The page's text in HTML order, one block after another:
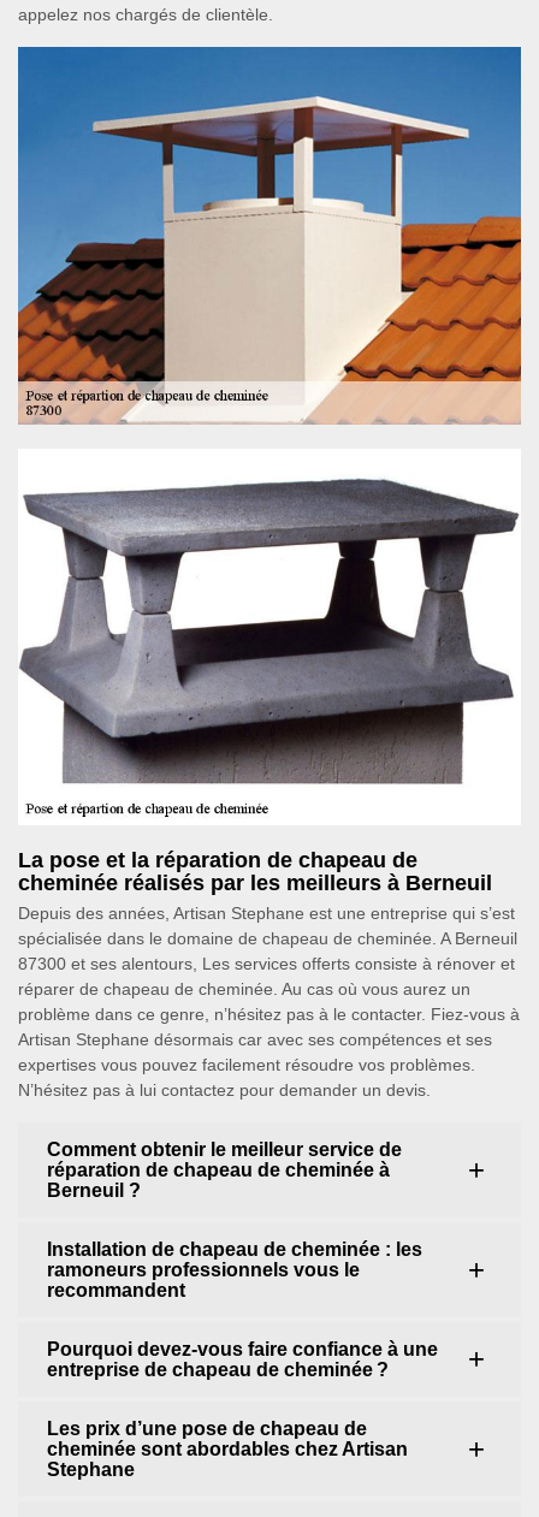
appelez nos chargés de clientèle.
La pose et la réparation de chapeau de
cheminée réalisés par les meilleurs à Berneuil
Depuis des années, Artisan Stephane est une entreprise qui s’est
spécialisée dans le domaine de chapeau de cheminée. A Berneuil
87300 et ses alentours, Les services offerts consiste à rénover et
réparer de chapeau de cheminée. Au cas où vous aurez un
problème dans ce genre, n’hésitez pas à le contacter. Fiez-vous à
Artisan Stephane désormais car avec ses compétences et ses
expertises vous pouvez facilement résoudre vos problèmes.
N’hésitez pas à lui contactez pour demander un devis.
Comment obtenir le meilleur service de
réparation de chapeau de cheminée à
Berneuil ?
Installation de chapeau de cheminée : les
ramoneurs professionnels vous le
recommandent
Pourquoi devez-vous faire confiance à une
entreprise de chapeau de cheminée ?
Les prix d’une pose de chapeau de
cheminée sont abordables chez Artisan
Stephane